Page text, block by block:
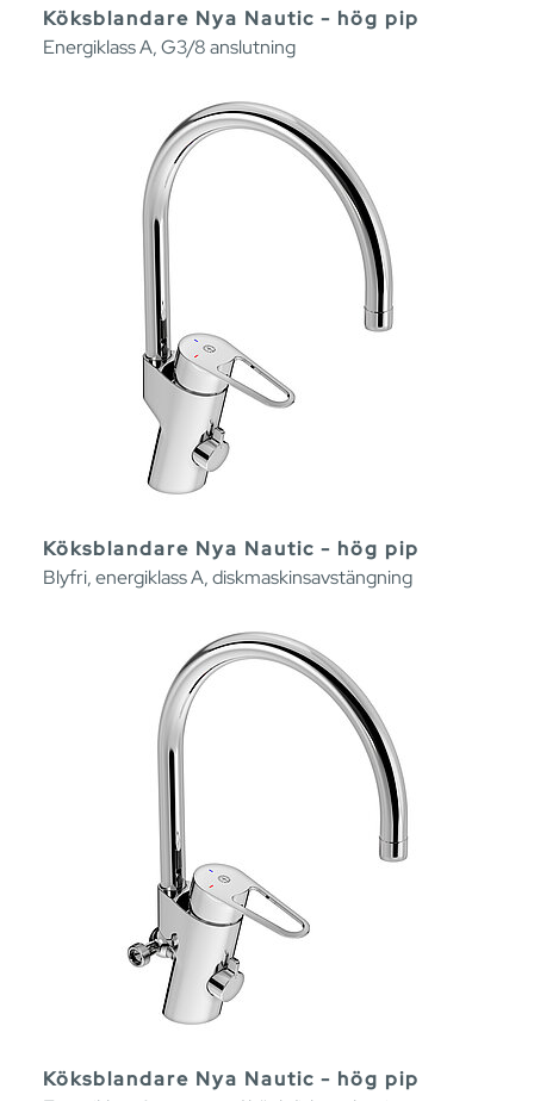
Köksblandare Nya Nautic - hög pip
Energiklass A, G3/8 anslutning
Köksblandare Nya Nautic - hög pip
Blyfri, energiklass A, diskmaskinsavstängning
Köksblandare Nya Nautic - hög pip